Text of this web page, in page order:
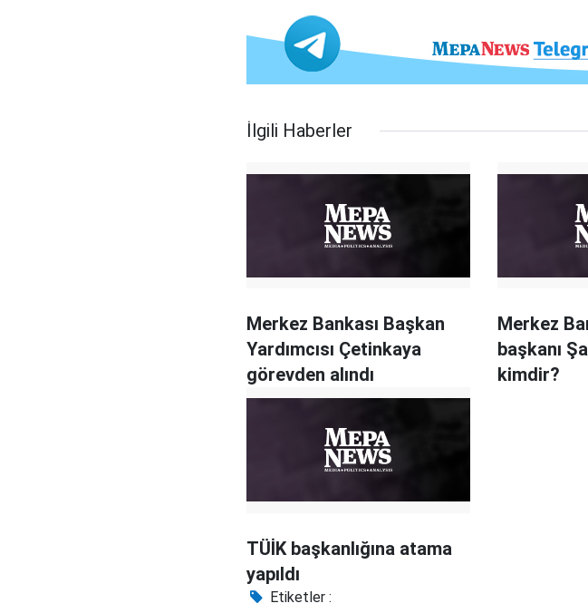
İlgili Haberler
Merkez Bankası Başkan
Yardımcısı Çetinkaya
görevden alındı
Merkez
başkanı
kimdir?
TÜİK başkanlığına atama
yapıldı
Etiketler :